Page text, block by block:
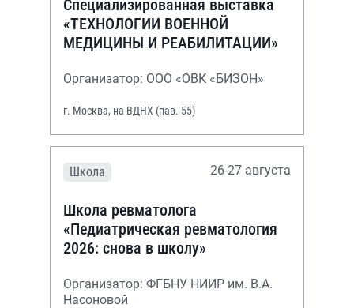
Специализированная выставка
«ТЕХНОЛОГИИ ВОЕННОЙ
МЕДИЦИНЫ И РЕАБИЛИТАЦИИ»
Организатор: ООО «ОВК «БИЗОН»
г. Москва, на ВДНХ (пав. 55)
Школа 26-27 августа
Школа ревматолога
«Педиатрическая ревматология
2026: снова в школу»
Организатор: ФГБНУ НИИР им. В.А.
Насоновой